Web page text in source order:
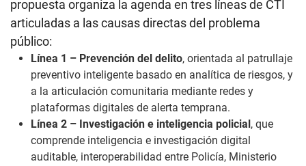
propuesta organiza la agenda en tres líneas de CTI
articuladas a las causas directas del problema
público:
Línea 1 – Prevención del delito, orientada al patrullaje
preventivo inteligente basado en analítica de riesgos, y
a la articulación comunitaria mediante redes y
plataformas digitales de alerta temprana.
Línea 2 – Investigación e inteligencia policial , que
comprende inteligencia e investigación digital
auditable, interoperabilidad entre Policía, Ministerio